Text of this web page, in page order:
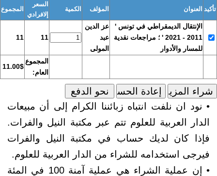
تأكيد العنوان المؤلف الكمية
السعر
إلافرادي
المجموع
الإنتقال الديمقراطي في تونس '
2011 - 2021 ' ؛ مراجعات نقدية
للمسار والأدوار
عز الدين
عبد
المولى
11
11
المجموع
العام:
11.00$
• نود ان نلفت انتباه زبائننا الكرام إلى أن مبيعات
الدار العربية للعلوم تتم عبر مكتبة النيل والفرات.
فإذا كان لديك حساب في مكتبة النيل والفرات
فيرجى استخدامه للشراء من الدار العربية للعلوم.
• إن عملية الشراء هي عملية آمنة 100 في المئة